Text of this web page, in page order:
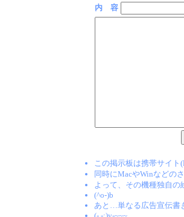
内 容
この掲示板は携帯サイト
同時にMacやWinなどの
よって、その機種独自の
(^o-)b
あと…単なる広告宣伝書